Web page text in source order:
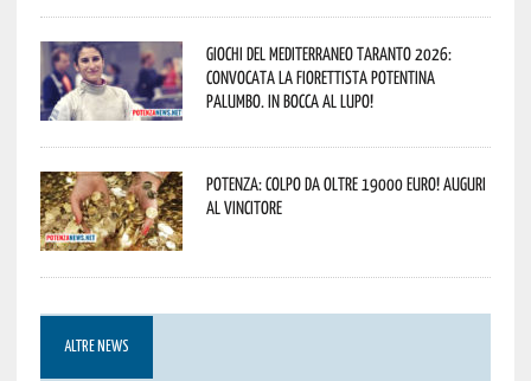
Giochi del Mediterraneo Taranto 2026:
convocata la fiorettista potentina
Palumbo. In bocca al lupo!
Potenza: colpo da oltre 19000 Euro! Auguri
al vincitore
ALTRE NEWS